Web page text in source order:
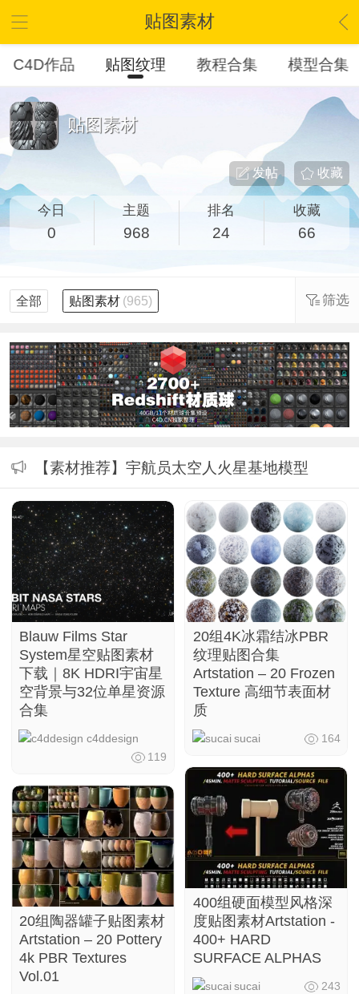
贴图素材
C4D作品 贴图纹理 教程合集 模型合集
贴图素材
收藏
发帖
今日
0
主题
968
排名
24
收藏
66
全部 贴图素材 (965) 筛选
【素材推荐】宇航员太空人火星基地模型
Blauw Films Star
System星空贴图素材
下载｜8K HDRI宇宙星
空背景与32位单星资源
合集
c4ddesign
119
20组陶器罐子贴图素材
Artstation – 20 Pottery
4k PBR Textures
Vol.01
20组4K冰霜结冰PBR
纹理贴图合集
Artstation – 20 Frozen
Texture 高细节表面材
质
sucai 164
400组硬面模型风格深
度贴图素材Artstation -
400+ HARD
SURFACE ALPHAS
sucai 243